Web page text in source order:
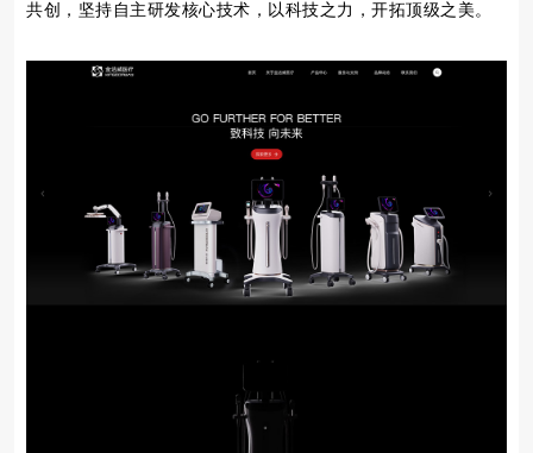
共创，坚持自主研发核心技术，以科技之力，开拓顶级之美。